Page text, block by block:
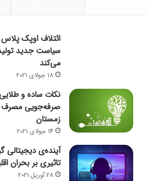
ائتلاف اوپک پلاس
سیاست جدید
می‌کند
18 جولای 2021
نکات ساده و
صرفه‌جویی مصرف
زمستان
14 جولای 2021
آینده‌ی دیجیتالی
تاثیری بر بحران
28 آوریل 2021